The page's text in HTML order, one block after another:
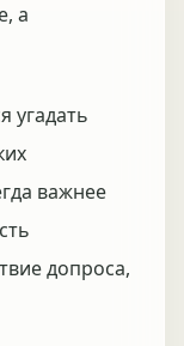
а
угадать
важнее
допроса,